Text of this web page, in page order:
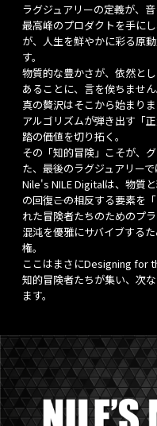
ラグジュアリーの定義が、
最高峰のプロダクトを手に
が、人生を鮮やかに彩る原
す。
物質的な豊かさが、依然と
あることに、言を俟ちません
真の贅沢はそこから始まりま
アルゴリズムが弾き出す「
踏の価値を切り拓く。
その「知的冒険」こそが、
た、最後のラグジュアリーで
Nile's NILE Digitalは、物質
の回復――この相反する要素
れた冒険者たちのためのプラ
混沌を優雅にサバイブする
権。
ここはまさにDesigning for
知的冒険者たちが集い、次
ます。